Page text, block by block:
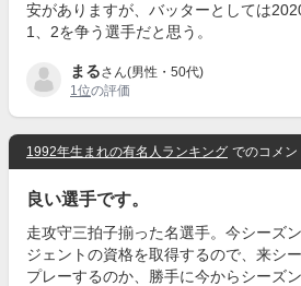
安がありますが、バッターとしては
1、2を争う選手だと思う。
まるさん(男性・50代)
1位の評価
1992年生まれの有名人ランキング でのコメン
良い選手です。
走攻守三拍子揃った名選手。今シーズ
ジェントの資格を取得するので、来シ
プレーするのか、勝手に今からシーズ